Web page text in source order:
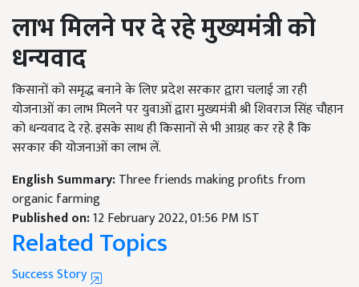
लाभ मिलने पर दे रहे मुख्यमंत्री को
धन्यवाद
किसानों को समृद्ध बनाने के लिए प्रदेश सरकार द्वारा चलाई जा रही
योजनाओं का लाभ मिलने पर युवाओं द्वारा मुख्यमंत्री श्री शिवराज सिंह चौहान
को धन्यवाद दे रहे. इसके साथ ही किसानों से भी आग्रह कर रहे है कि
सरकार की योजनाओं का लाभ लें.
English Summary:Three friends making profits from
organic farming
Published on:12 February 2022, 01:56 PM IST
Related Topics
Success Story